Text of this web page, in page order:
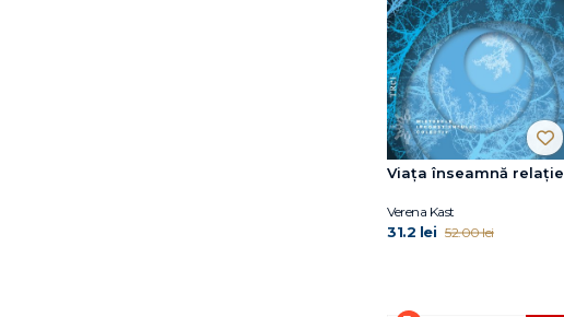
Viața înseamnă relație
Verena Kast
31.2 lei 52.00 lei